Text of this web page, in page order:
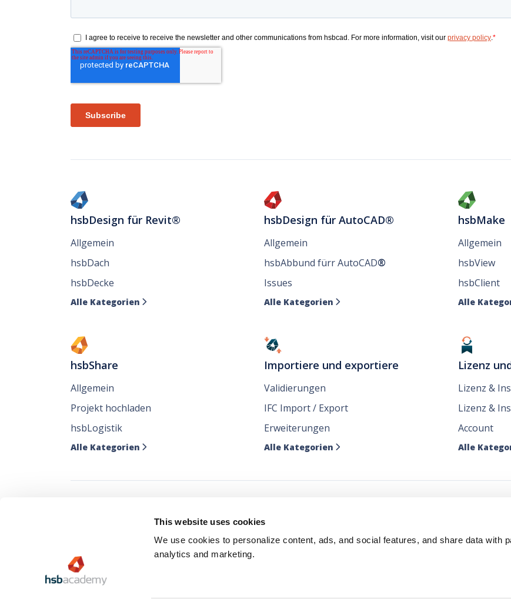
This website uses cookies
We use cookies to personalize content, ads, and social features, and share data with
analytics and marketing.
hsbDesign für Revit®
Allgemein
hsbDach
hsbDecke
Alle Kategorien 
hsbDesign für AutoCAD®
Allgemein
hsbAbbund fürr AutoCAD®
Issues
Alle Kategorien 
hsbMake
Allgemein
hsbView
hsbClient
Alle
hsbShare
Allgemein
Projekt hochladen
hsbLogistik
Alle Kategorien 
Importiere und exportiere
Validierungen
IFC Import / Export
Erweiterungen
Alle Kategorien 
Lizenz
Lizenz &
Lizenz &
Account
Alle
Verfolgen Sie alle unsere Nachrichten dort
wo Sie sie mögen